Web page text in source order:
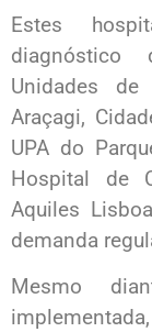
Estes
diagnóstico
Unidades
Araçagi,
UPA do
Hospital de
Aquiles
demanda
Mesmo